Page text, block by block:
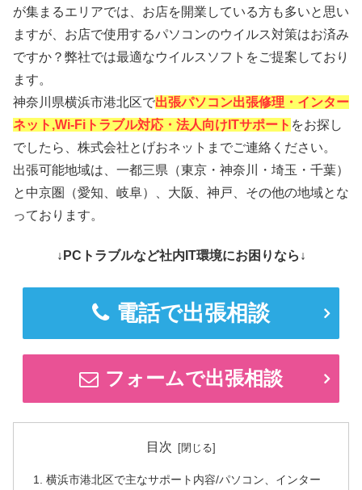
が集まるエリアでは、お店を開業している方も多いと思い
ますが、お店で使用するパソコンのウイルス対策はお済み
ですか？弊社では最適なウイルスソフトをご提案しており
ます。
神奈川県横浜市港北区で出張パソコン出張修理・インター
ネット,Wi-Fiトラブル対応・法人向けITサポート をお探し
でしたら、株式会社とげおネットまでご連絡ください。
出張可能地域は、一都三県（東京・神奈川・埼玉・千葉）
と中京圏（愛知、岐阜）、大阪、神戸、その他の地域とな
っております。
↓PCトラブルなど社内IT環境にお困りなら↓
電話で出張相談
フォームで出張相談
目次
横浜市港北区で主なサポート内容/パソコン、インター